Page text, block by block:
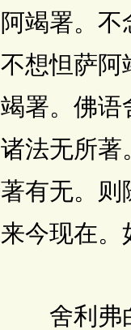
阿竭署。不
不想怛萨阿
竭署。佛语
诸法无所著
著有无。则
来今现在。
舍利弗白